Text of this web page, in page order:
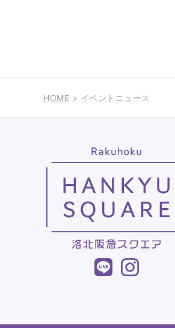
HOME > イベントニュース